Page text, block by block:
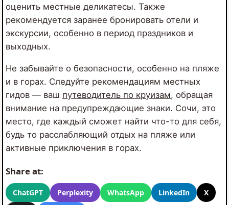
оценить местные деликатесы. Также
рекомендуется заранее бронировать отели и
экскурсии, особенно в период праздников и
выходных.
Не забывайте о безопасности, особенно на пляже
и в горах. Следуйте рекомендациям местных
гидов — ваш путеводитель по круизам, обращая
внимание на предупреждающие знаки. Сочи, это
место, где каждый сможет найти что-то для себя,
будь то расслабляющий отдых на пляже или
активные приключения в горах.
Share at:
ChatGPT Perplexity WhatsApp LinkedIn
X